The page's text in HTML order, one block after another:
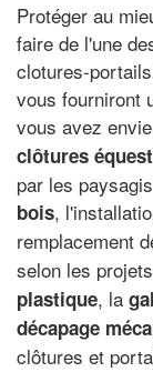
Protéger au
faire de l'une
clotures-
vous fourniront
vous avez
clôtures
par les
bois,
remplacement
selon les
plastique, la
décapage
clôtures et